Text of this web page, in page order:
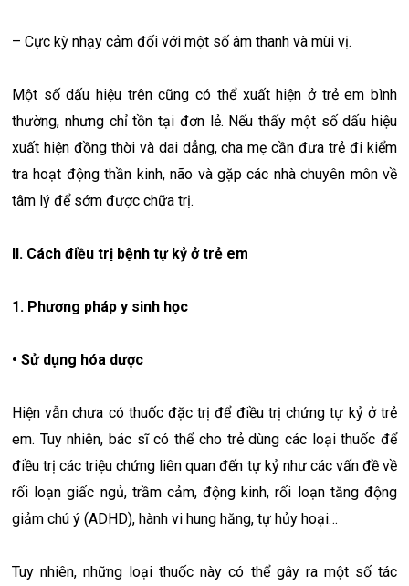
– Cực kỳ nhạy cảm đối với một số âm thanh và mùi vị.
Một số dấu hiệu trên cũng có thể xuất hiện ở trẻ em bình
thường, nhưng chỉ tồn tại đơn lẻ. Nếu thấy một số dấu hiệu
xuất hiện đồng thời và dai dẳng, cha mẹ cần đưa trẻ đi kiểm
tra hoạt động thần kinh, não và gặp các nhà chuyên môn về
tâm lý để sớm được chữa trị.
II. Cách điều trị bệnh tự kỷ ở trẻ em
1. Phương pháp y sinh học
• Sử dụng hóa dược
Hiện vẫn chưa có thuốc đặc trị để điều trị chứng tự kỷ ở trẻ
em. Tuy nhiên, bác sĩ có thể cho trẻ dùng các loại thuốc để
điều trị các triệu chứng liên quan đến tự kỷ như các vấn đề về
rối loạn giấc ngủ, trầm cảm, động kinh, rối loạn tăng động
giảm chú ý (ADHD), hành vi hung hăng, tự hủy hoại…
Tuy nhiên, những loại thuốc này có thể gây ra một số tác